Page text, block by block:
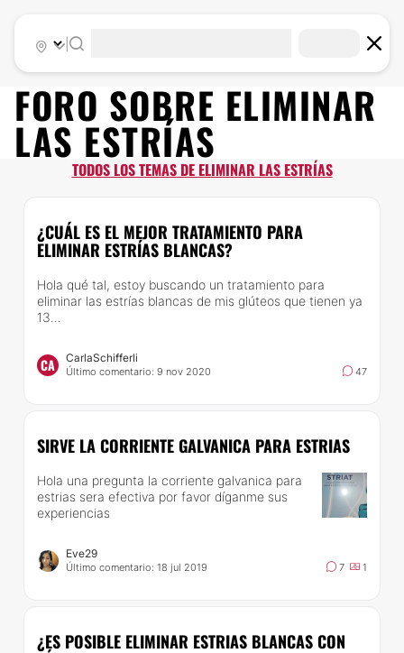
|
FORO SOBRE ELIMINAR
LAS ESTRÍAS
TODOS LOS TEMAS DE ELIMINAR LAS ESTRÍAS
¿CUÁL ES EL MEJOR TRATAMIENTO PARA
ELIMINAR ESTRÍAS BLANCAS?
Hola qué tal, estoy buscando un tratamiento para
eliminar las estrías blancas de mis glúteos que tienen ya
13...
CA CarlaSchifferli
Último comentario: 9 nov 2020 47
SIRVE LA CORRIENTE GALVANICA PARA ESTRIAS
Hola una pregunta la corriente galvanica para
estrias sera efectiva por favor díganme sus
experiencias
Eve29
Último comentario: 18 jul 2019 7 1
¿ES POSIBLE ELIMINAR ESTRIAS BLANCAS CON